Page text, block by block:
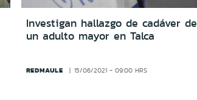
Investigan hallazgo de cadáver de
un adulto mayor en Talca
REDMAULE 15/06/2021 - 09:00 HRS